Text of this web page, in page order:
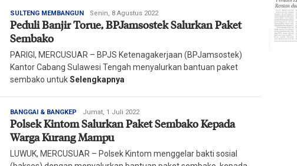
SULTENG MEMBANGUNRedaksi
Harian
Mercusuar
Senin, 8 Agustus 2022
Peduli Banjir Torue, BPJamsostek Salurkan Paket
Sembako
PARIGI, MERCUSUAR – BPJS Ketenagakerjaan (BPJamsostek)
Kantor Cabang Sulawesi Tengah menyalurkan bantuan paket
sembako untukSelengkapnya
BANGGAI & BANGKEP Redaksi
Harian
Mercusuar
Jumat, 1 Juli 2022
Polsek Kintom Salurkan Paket Sembako Kepada
Warga Kurang Mampu
LUWUK, MERCUSUAR – Polsek Kintom menggelar bakti sosial